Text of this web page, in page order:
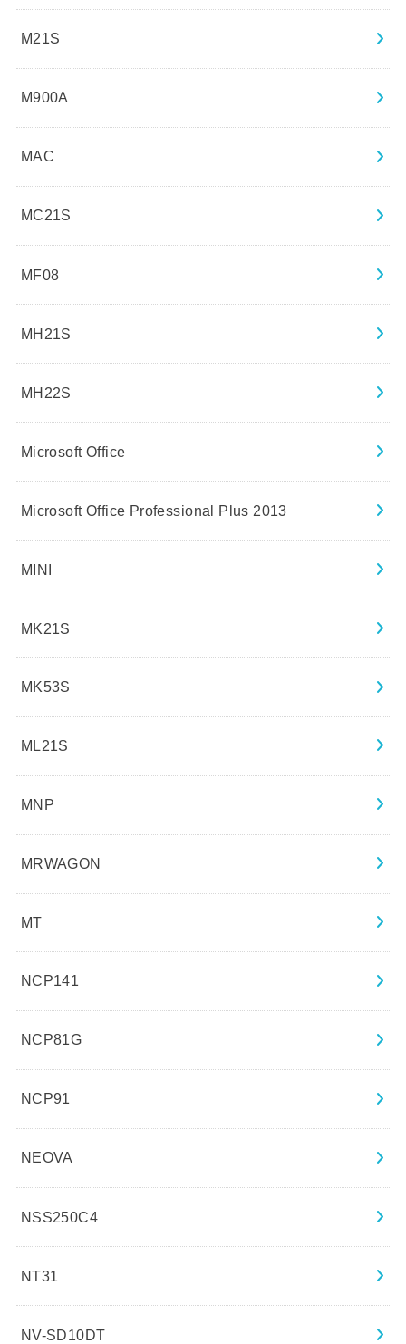
M21S
M900A
MAC
MC21S
MF08
MH21S
MH22S
Microsoft Office
Microsoft Office Professional Plus 2013
MINI
MK21S
MK53S
ML21S
MNP
MRWAGON
MT
NCP141
NCP81G
NCP91
NEOVA
NSS250C4
NT31
NV-SD10DT